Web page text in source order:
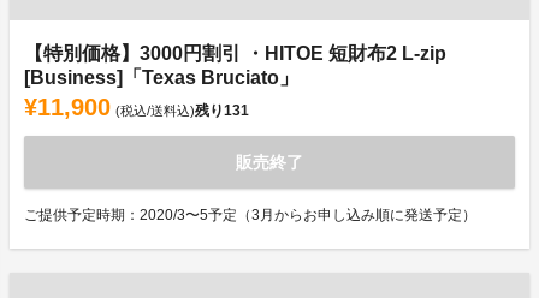
【特別価格】3000円割引 ・HITOE 短財布2 L-zip
[Business]「Texas Bruciato」
¥11,900 (税込/送料込)残り131
販売終了
ご提供予定時期：2020/3〜5予定（3月からお申し込み順に発送予定）